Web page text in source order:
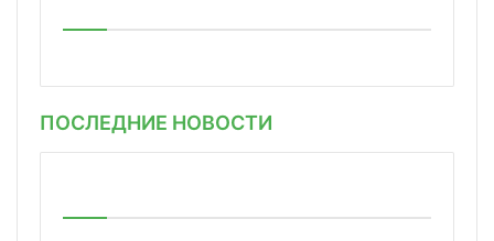
ПОСЛЕДНИЕ НОВОСТИ